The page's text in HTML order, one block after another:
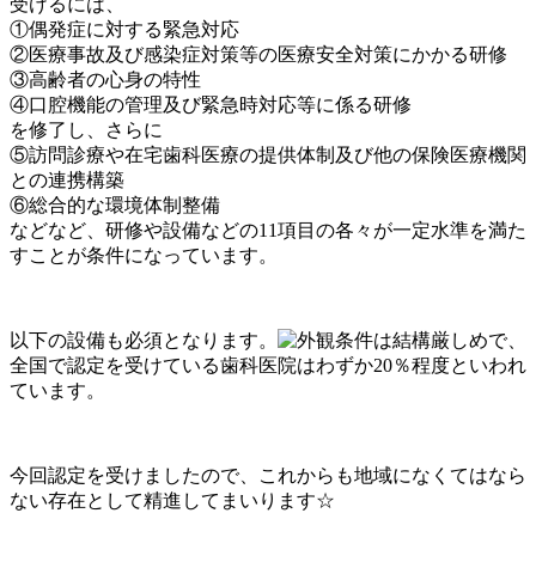
受けるには、
①偶発症に対する緊急対応
②医療事故及び感染症対策等の医療安全対策にかかる研修
③高齢者の心身の特性
④口腔機能の管理及び緊急時対応等に係る研修
を修了し、さらに
⑤訪問診療や在宅歯科医療の提供体制及び他の保険医療機関
との連携構築
⑥総合的な環境体制整備
などなど、研修や設備などの11項目の各々が一定水準を満た
すことが条件になっています。
以下の設備も必須となります。
条件は結構厳しめで、
全国で認定を受けている歯科医院はわずか20％程度といわれ
ています。
今回認定を受けましたので、これからも地域になくてはなら
ない存在として精進してまいります☆